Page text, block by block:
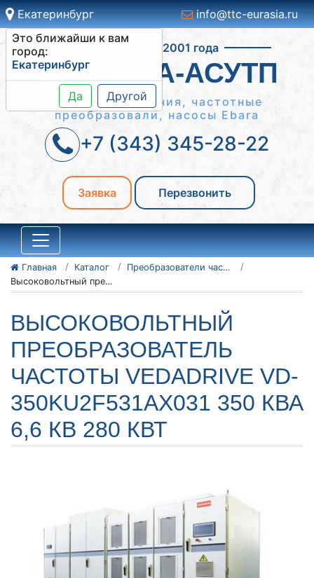
Екатеринбург
Это ближайши к вам
город:
Екатеринбург
Да Другой
info@ttc-eurasia.ru
Работаем с 2001 года
СИСТЕМА-АСУТП
Шкафы управления, частотные
преобразовали, насосы Ebara
+7 (343) 345-28-22
Заявка Перезвонить
Главная Каталог
Преобразователи частоты VEDADRIVE
Высоковольтный преобразователь частоты VEDADRIVE VD-350KU2F531AX031 350 кВА 6,6 кВ 280 кВт
ВЫСОКОВОЛЬТНЫЙ
ПРЕОБРАЗОВАТЕЛЬ
ЧАСТОТЫ VEDADRIVE VD-
350KU2F531AX031 350 КВА
6,6 КВ 280 КВТ